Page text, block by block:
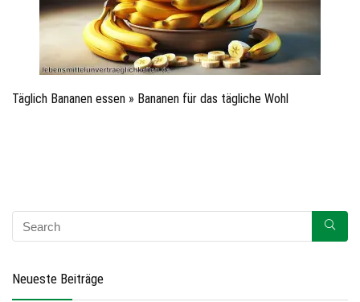
Täglich Bananen essen » Bananen für das tägliche Wohl
Neueste Beiträge